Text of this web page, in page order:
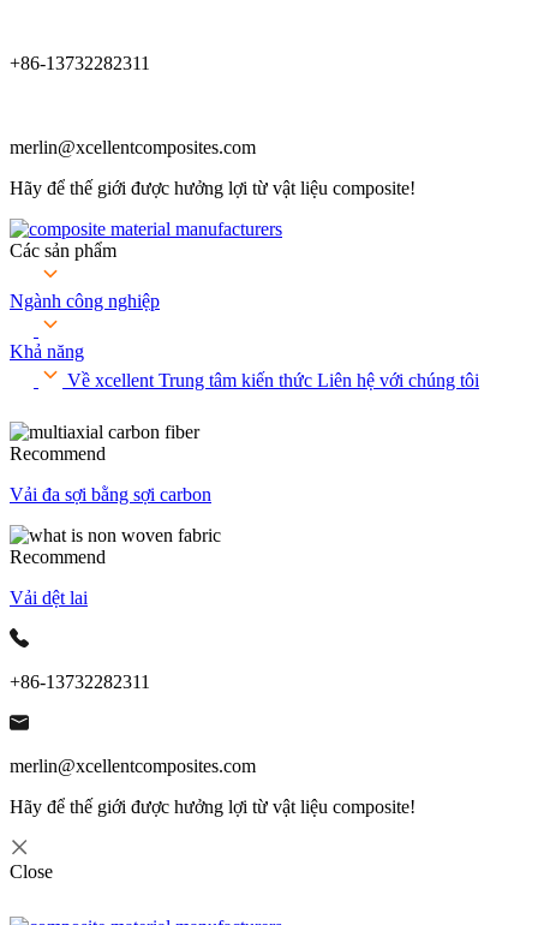
+86-13732282311
merlin@xcellentcomposites.com
Hãy để thế giới được hưởng lợi từ vật liệu composite!
Các sản phẩm
Ngành công nghiệp
Khả năng
Về xcellent Trung tâm kiến ​​thức Liên hệ với chúng tôi
Recommend
Vải đa sợi bằng sợi carbon
Recommend
Vải dệt lai
+86-13732282311
merlin@xcellentcomposites.com
Hãy để thế giới được hưởng lợi từ vật liệu composite!
Close